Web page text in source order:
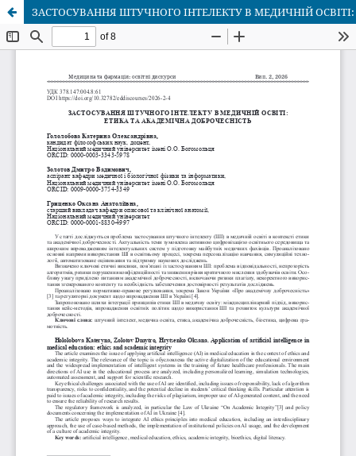
ЗАСТОСУВАННЯ ШТУЧНОГО ІНТЕЛЕКТУ В МЕДИЧНІЙ